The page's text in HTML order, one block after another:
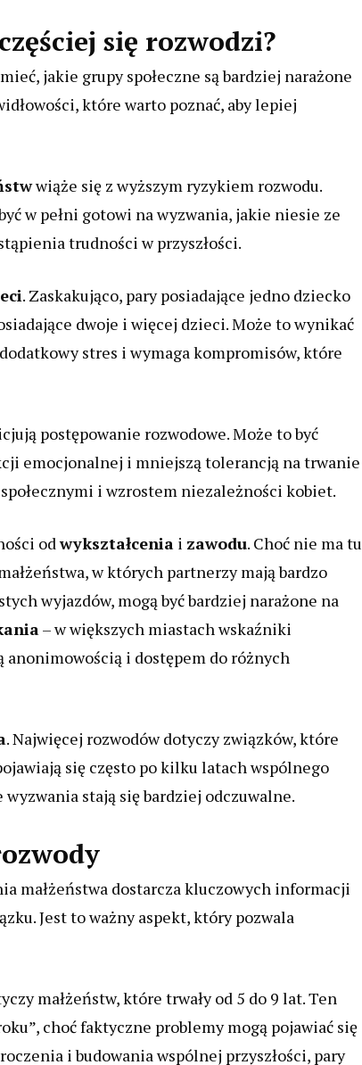
się rozwodzi?
jakie grupy społeczne są bardziej narażone
które warto poznać, aby lepiej
wiąże się z wyższym ryzykiem rozwodu.
w pełni gotowi na wyzwania, jakie niesie ze
trudności w przyszłości.
. Zaskakująco, pary posiadające jedno dziecko
dwoje i więcej dzieci. Może to wynikać
stres i wymaga kompromisów, które
postępowanie rozwodowe. Może to być
emocjonalnej i mniejszą tolerancją na trwanie
i wzrostem niezależności kobiet.
odwykształcenia i zawodu. Choć nie ma tu
w których partnerzy mają bardzo
wyjazdów, mogą być bardziej narażone na
– w większych miastach wskaźniki
anonimowością i dostępem do różnych
. Najwięcej rozwodów dotyczy związków, które
się często po kilku latach wspólnego
stają się bardziej odczuwalne.
małżeństwa dostarcza kluczowych informacji
Jest to ważny aspekt, który pozwala
małżeństw, które trwały od 5 do 9 lat. Ten
choć faktyczne problemy mogą pojawiać się
i budowania wspólnej przyszłości, pary